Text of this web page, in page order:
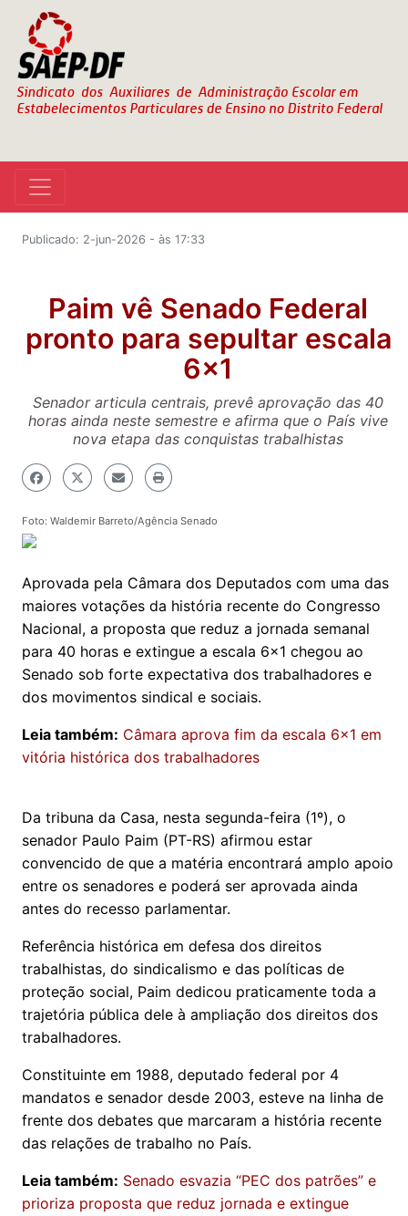
Publicado: 2-jun-2026 - às 17:33
Paim vê Senado Federal
pronto para sepultar escala
6x1
Senador articula centrais, prevê aprovação das 40
horas ainda neste semestre e afirma que o País vive
nova etapa das conquistas trabalhistas
Foto: Waldemir Barreto/Agência Senado
Aprovada pela Câmara dos Deputados com uma das
maiores votações da história recente do Congresso
Nacional, a proposta que reduz a jornada semanal
para 40 horas e extingue a escala 6x1 chegou ao
Senado sob forte expectativa dos trabalhadores e
dos movimentos sindical e sociais.
Leia também: Câmara aprova fim da escala 6x1 em
vitória histórica dos trabalhadores
Da tribuna da Casa, nesta segunda-feira (1º), o
senador Paulo Paim (PT-RS) afirmou estar
convencido de que a matéria encontrará amplo apoio
entre os senadores e poderá ser aprovada ainda
antes do recesso parlamentar.
Referência histórica em defesa dos direitos
trabalhistas, do sindicalismo e das políticas de
proteção social, Paim dedicou praticamente toda a
trajetória pública dele à ampliação dos direitos dos
trabalhadores.
Constituinte em 1988, deputado federal por 4
mandatos e senador desde 2003, esteve na linha de
frente dos debates que marcaram a história recente
das relações de trabalho no País.
Leia também: Senado esvazia “PEC dos patrões” e
prioriza proposta que reduz jornada e extingue